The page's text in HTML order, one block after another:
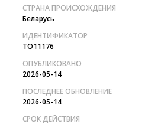
СТРАНА ПРОИСХОЖДЕНИЯ
Беларусь
ИДЕНТИФИКАТОР
TO11176
ОПУБЛИКОВАНО
2026-05-14
ПОСЛЕДНЕЕ ОБНОВЛЕНИЕ
2026-05-14
СРОК ДЕЙСТВИЯ